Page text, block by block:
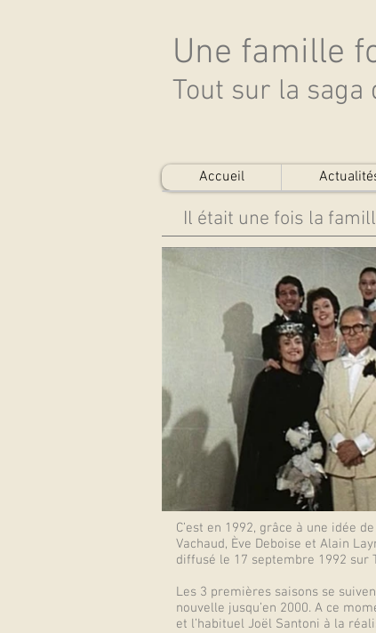
Une famille
Tout sur la saga
Accueil
Il était une fois la
C’est en 1992, grâce à une idée
Vachaud, Ève Deboise et Alain
diffusé le 17 septembre 1992 sur
Les 3 premières saisons se
nouvelle jusqu’en 2000. A ce
et l’habituel Joël Santoni à la